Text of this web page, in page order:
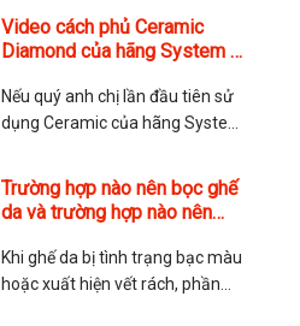
thêm dịch vụ sửa chữa nội thất,
sửa chữa ghế da hoặc sửa chữa
túi da và đồ da để gia tăng dịch
vụ. Hay những anh chị yêu thích
Video cách phủ Ceramic
Diamond của hãng System X
Nếu quý anh chị lần đầu tiên sử
dụng Ceramic của hãng System
phủ Ceramic này. TMA Store
hướng dẫn chi tiết cách phủ
Ceramic và các lưu ý khi phủ.
Chúc quý anh chị có trải nghiệm
tuyệt vời với dòng Ceramic
Trường hợp nào nên bọc ghế
da và trường hợp nào nên
Khi ghế da bị tình trạng bạc màu
hoặc xuất hiện vết rách, phần